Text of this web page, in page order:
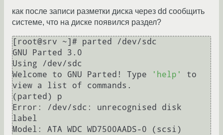
как после записи разметки диска через dd сообщить
системе, что на диске появился раздел?
[root@srv ~]# parted /dev/sdc
GNU Parted 3.0
Using /dev/sdc
Welcome to GNU Parted! Type
'help'
to
view a list of commands.
(parted) p
Error: /dev/sdc: unrecognised disk
label
Model: ATA WDC WD7500AADS-0 (scsi)